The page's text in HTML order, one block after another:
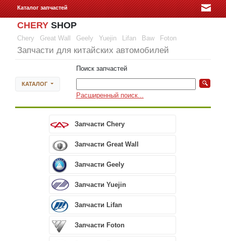
Каталог запчастей
CHERY SHOP
Chery Great Wall Geely Yuejin Lifan Baw Foton
Запчасти для китайских автомобилей
КАТАЛОГ
Поиск запчастей
Расширенный поиск...
Запчасти Chery
Запчасти Great Wall
Запчасти Geely
Запчасти Yuejin
Запчасти Lifan
Запчасти Foton